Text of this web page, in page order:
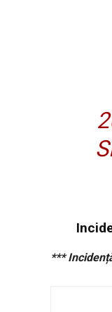
***